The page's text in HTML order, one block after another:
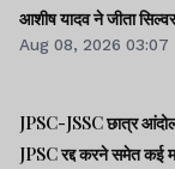
आशीष यादव ने जीता
Aug 08, 2026 03:07
JPSC-JSSC छात्र
JPSC रद्द करने समेत कई